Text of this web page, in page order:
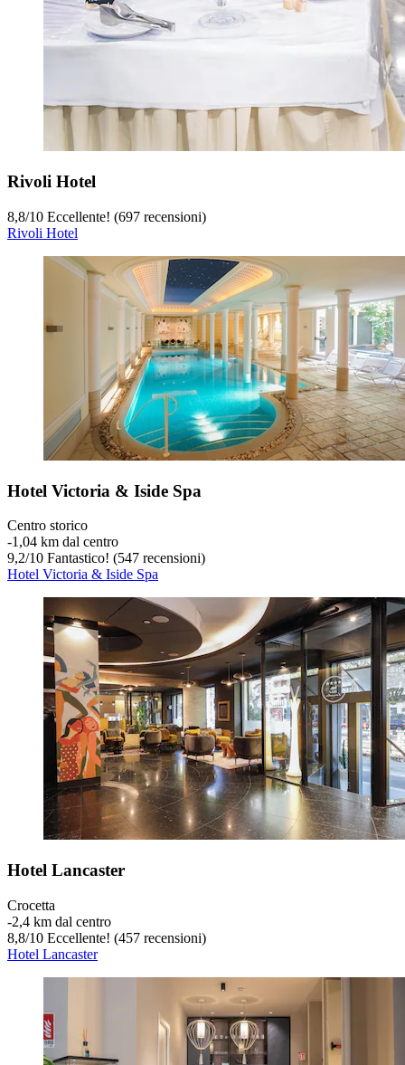
Rivoli Hotel
8,8/10 Eccellente! (697 recensioni)
Rivoli Hotel
Hotel Victoria & Iside Spa
Centro storico
‐1,04 km dal centro
9,2/10 Fantastico! (547 recensioni)
Hotel Victoria & Iside Spa
Hotel Lancaster
Crocetta
‐2,4 km dal centro
8,8/10 Eccellente! (457 recensioni)
Hotel Lancaster